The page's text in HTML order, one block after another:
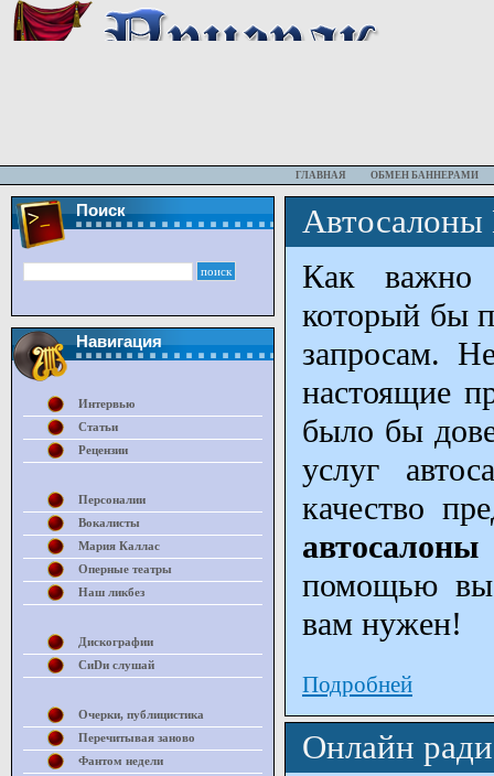
ГЛАВНАЯ ОБМЕН БАННЕРАМИ
Как важно
который бы
запросам.
настоящие
было бы
услуг
качество
помощью вы
вам нужен!
Подробней
Онлайн
Поиск
Навигация
Интервью
Статьи
Рецензии
Персоналии
Вокалисты
Мария Каллас
Оперные театры
Наш ликбез
Дискографии
СиDи слушай
Очерки, публицистика
Перечитывая заново
Фантом недели